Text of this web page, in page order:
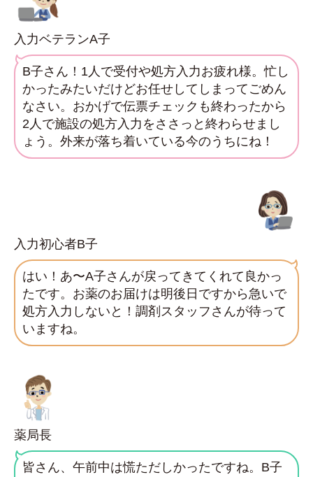
入力ベテランA子
B子さん！1人で受付や処方入力お疲れ様。忙し
かったみたいだけどお任せしてしまってごめん
なさい。おかげで伝票チェックも終わったから
2人で施設の処方入力をささっと終わらせまし
ょう。外来が落ち着いている今のうちにね！
入力初心者B子
はい！あ〜A子さんが戻ってきてくれて良かっ
たです。お薬のお届けは明後日ですから急いで
処方入力しないと！調剤スタッフさんが待って
いますね。
薬局長
皆さん、午前中は慌ただしかったですね。B子